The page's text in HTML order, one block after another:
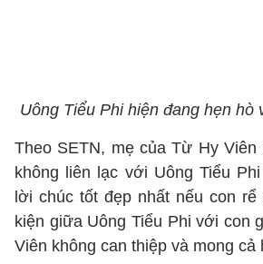
Uông Tiểu Phi hiện đang hẹn hò
Theo SETN, mẹ của Từ Hy
không liên lạc với Uông Tiểu
lời chúc tốt đẹp nhất nếu con
kiện giữa Uông Tiểu Phi với con
Viên không can thiệp và mong cả